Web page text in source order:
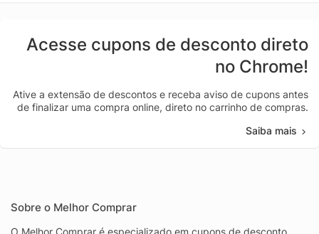
Acesse cupons de desconto direto
no Chrome!
Ative a extensão de descontos e receba aviso de cupons antes
de finalizar uma compra online, direto no carrinho de compras.
Saiba mais
Sobre o Melhor Comprar
O Melhor Comprar é especializado em cupons de desconto,